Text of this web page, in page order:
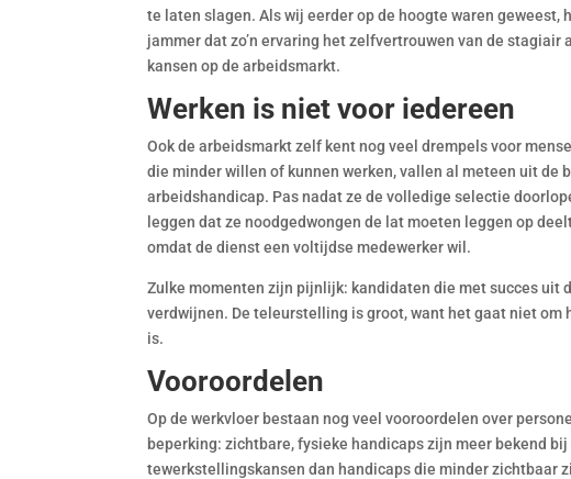
te laten slagen. Als wij eerder op de hoogte waren
jammer dat zo’n ervaring het zelfvertrouwen van de
kansen op de arbeidsmarkt.
Werken is niet voor iedereen
Ook de arbeidsmarkt zelf kent nog veel drempels voor
die minder willen of kunnen werken, vallen al meteen uit
arbeidshandicap. Pas nadat ze de volledige selectie
leggen dat ze noodgedwongen de lat moeten leggen op
omdat de dienst een voltijdse medewerker wil.
Zulke momenten zijn pijnlijk: kandidaten die met succes uit
verdwijnen. De teleurstelling is groot, want het gaat niet om
is.
Vooroordelen
Op de werkvloer bestaan nog veel vooroordelen over
beperking: zichtbare, fysieke handicaps zijn meer bekend
tewerkstellingskansen dan handicaps die minder zichtbaar